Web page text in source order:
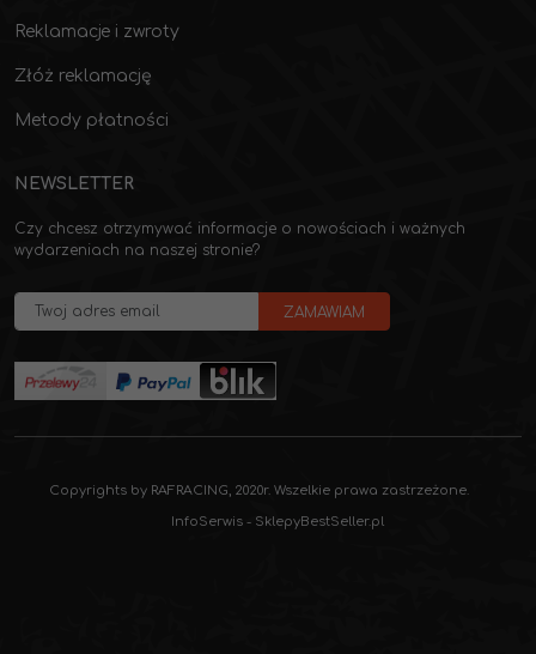
Reklamacje i zwroty
Złóż reklamację
Metody płatności
NEWSLETTER
Czy chcesz otrzymywać informacje o nowościach i ważnych
wydarzeniach na naszej stronie?
Copyrights by RAFRACING, 2020r. Wszelkie prawa zastrzeżone.
InfoSerwis - SklepyBestSeller.pl